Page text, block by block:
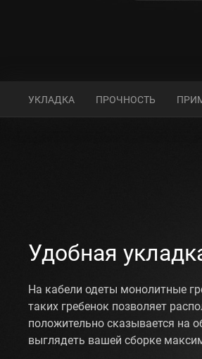
УКЛАДКА ПРОЧНОСТЬ
Удобная
На кабели одеты монолитные
таких гребенок позволяет
положительно сказывается на
выглядеть вашей сборке